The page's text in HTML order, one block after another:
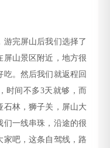
完屏山后我们选择了
屏山景区附近，地方很
吃。然后我们就返程回
时间不多3天就够，而
石林，狮子关，屏山大
们一线串珠，沿途的很
家吧，这条自驾线，路